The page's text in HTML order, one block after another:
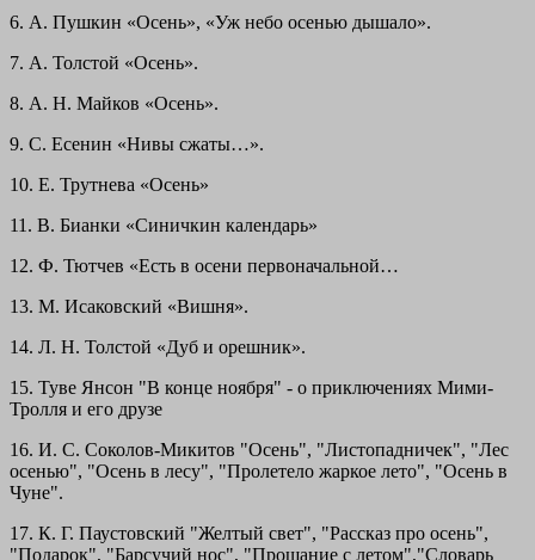
6. А. Пушкин «Осень», «Уж небо осенью дышало».
7. А. Толстой «Осень».
8. А. Н. Майков «Осень».
9. С. Есенин «Нивы сжаты…».
10. Е. Трутнева «Осень»
11. В. Бианки «Синичкин календарь»
12. Ф. Тютчев «Есть в осени первоначальной…
13. М. Исаковский «Вишня».
14. Л. Н. Толстой «Дуб и орешник».
15. Туве Янсон "В конце ноября" - о приключениях Мими-
Тролля и его друзе
16. И. С. Соколов-Микитов "Осень", "Листопадничек", "Лес
осенью", "Осень в лесу", "Пролетело жаркое лето", "Осень в
Чуне".
17. К. Г. Паустовский "Желтый свет", "Рассказ про осень",
"Подарок", "Барсучий нос", "Прощание с летом","Словарь